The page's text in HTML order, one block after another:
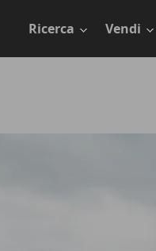
Ricerca Vendi